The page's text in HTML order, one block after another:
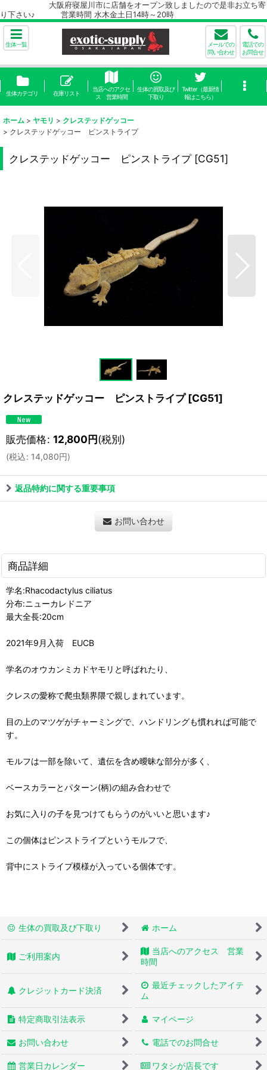
大阪府寝屋川市に店舗をオープン致しましたので是非お立ち寄
り下さい♪ 営業時間 水木金土日14時～20時
生体一覧
メールでの
問い合わせ
電話での
お問合せ
生体カテゴリ 在庫リスト
当店へのアクセ
ス 営業時間
生体の買取及び
下取り
Twitter（最新情
報はこちら）
ホーム > ヤモリ > クレステッドゲッコー
> クレステッドゲッコー ピンストライプ
クレステッドゲッコー ピンストライプ [CG51]
クレステッドゲッコー ピンストライプ [CG51]
販売価格: 12,800円(税別)
(税込: 14,080円)
返品特約に関する重要事項
お問い合わせ
商品詳細
学名:Rhacodactylus ciliatus
分布:ニューカレドニア
最大全長:20cm
2021年9月入荷 EUCB
学名のオウカンミカドヤモリと呼ばれたり、
クレスの愛称で爬虫類界隈で親しまれています。
目の上のマツゲがチャーミングで、ハンドリングも慣れれば可能で
す。
モルフは一部を除いて、遺伝を含め曖昧な部分が多く、
ベースカラーとパターン(柄)の組み合わせで
お気に入りの子を見つけてもらうのがいいと思います♪
この個体はピンストライプというモルフで、
背中にストライプ模様が入っている個体です。
生体の買取及び下取り ホーム
ご利用案内
当店へのアクセス 営業
時間
クレジットカード決済
最近チェックしたアイテ
ム
特定商取引法表示 マイページ
お問い合わせ 電話でのお問合せ
営業日カレンダー ワタシが店長です